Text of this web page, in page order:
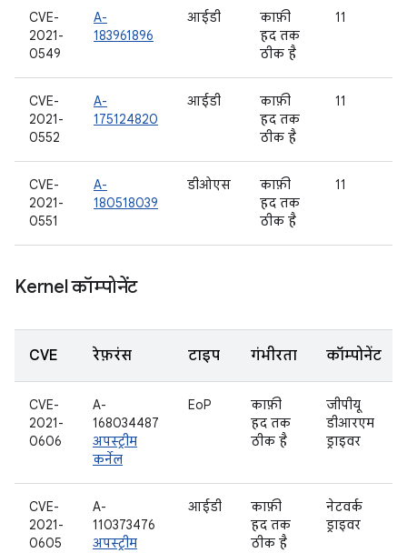
CVE-
2021-
0549
A-
183961896
आईडी
काफ़ी
हद तक
ठीक है
11
CVE-
2021-
0552
A-
175124820
आईडी
काफ़ी
हद तक
ठीक है
11
CVE-
2021-
0551
A-
180518039
डीओएस
काफ़ी
हद तक
ठीक है
11
Kernel कॉम्पोनेंट
CVE रेफ़रंस टाइप गंभीरता कॉम्पोनेंट
CVE-
2021-
0606
A-
168034487
अपस्ट्रीम
कर्नेल
EoP
काफ़ी
हद तक
ठीक है
जीपीयू
डीआरएम
ड्राइवर
CVE-
2021-
0605
A-
110373476
अपस्ट्रीम
आईडी
काफ़ी
हद तक
ठीक है
नेटवर्क
ड्राइवर